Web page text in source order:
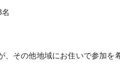
名
、その他地域にお住いで参加を